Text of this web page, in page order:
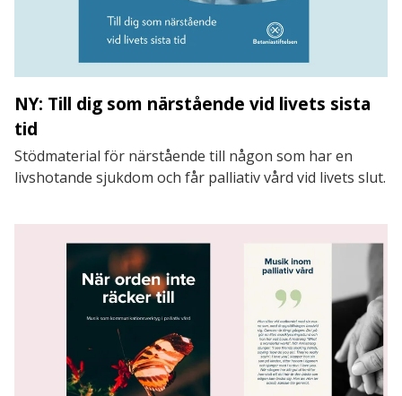
NY: Till dig som närstående vid livets sista
tid
Stödmaterial för närstående till någon som har en
livshotande sjukdom och får palliativ vård vid livets slut.